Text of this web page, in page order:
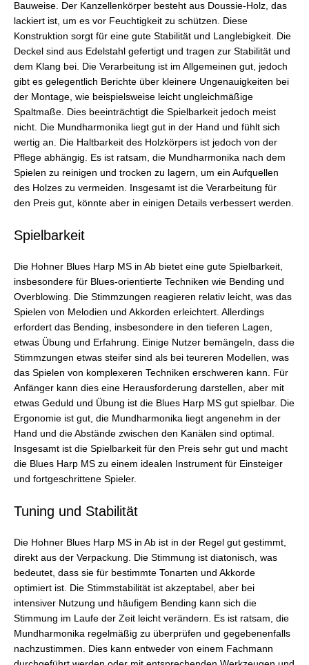
Bauweise. Der Kanzellenkörper besteht aus Doussie-Holz, das
lackiert ist, um es vor Feuchtigkeit zu schützen. Diese
Konstruktion sorgt für eine gute Stabilität und Langlebigkeit. Die
Deckel sind aus Edelstahl gefertigt und tragen zur Stabilität und
dem Klang bei. Die Verarbeitung ist im Allgemeinen gut, jedoch
gibt es gelegentlich Berichte über kleinere Ungenauigkeiten bei
der Montage, wie beispielsweise leicht ungleichmäßige
Spaltmaße. Dies beeinträchtigt die Spielbarkeit jedoch meist
nicht. Die Mundharmonika liegt gut in der Hand und fühlt sich
wertig an. Die Haltbarkeit des Holzkörpers ist jedoch von der
Pflege abhängig. Es ist ratsam, die Mundharmonika nach dem
Spielen zu reinigen und trocken zu lagern, um ein Aufquellen
des Holzes zu vermeiden. Insgesamt ist die Verarbeitung für
den Preis gut, könnte aber in einigen Details verbessert werden.
Spielbarkeit
Die Hohner Blues Harp MS in Ab bietet eine gute Spielbarkeit,
insbesondere für Blues-orientierte Techniken wie Bending und
Overblowing. Die Stimmzungen reagieren relativ leicht, was das
Spielen von Melodien und Akkorden erleichtert. Allerdings
erfordert das Bending, insbesondere in den tieferen Lagen,
etwas Übung und Erfahrung. Einige Nutzer bemängeln, dass die
Stimmzungen etwas steifer sind als bei teureren Modellen, was
das Spielen von komplexeren Techniken erschweren kann. Für
Anfänger kann dies eine Herausforderung darstellen, aber mit
etwas Geduld und Übung ist die Blues Harp MS gut spielbar. Die
Ergonomie ist gut, die Mundharmonika liegt angenehm in der
Hand und die Abstände zwischen den Kanälen sind optimal.
Insgesamt ist die Spielbarkeit für den Preis sehr gut und macht
die Blues Harp MS zu einem idealen Instrument für Einsteiger
und fortgeschrittene Spieler.
Tuning und Stabilität
Die Hohner Blues Harp MS in Ab ist in der Regel gut gestimmt,
direkt aus der Verpackung. Die Stimmung ist diatonisch, was
bedeutet, dass sie für bestimmte Tonarten und Akkorde
optimiert ist. Die Stimmstabilität ist akzeptabel, aber bei
intensiver Nutzung und häufigem Bending kann sich die
Stimmung im Laufe der Zeit leicht verändern. Es ist ratsam, die
Mundharmonika regelmäßig zu überprüfen und gegebenenfalls
nachzustimmen. Dies kann entweder von einem Fachmann